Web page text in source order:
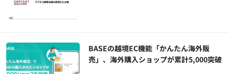
BASEの越境EC機能「かんたん海外販
売」、海外購入ショップが累計5,000突破